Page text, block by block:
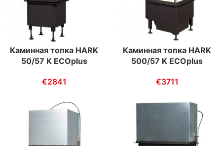
Каминная топка HARK
50/57 K ECOplus
€2841
Каминная топка HARK
500/57 K ECOplus
€3711